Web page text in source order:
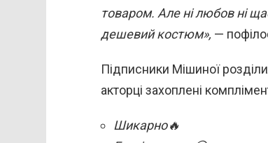
товаром. Але ні любов ні
дешевий костюм», —
Підписники Мішиної
акторці захоплені
Шикарно🔥